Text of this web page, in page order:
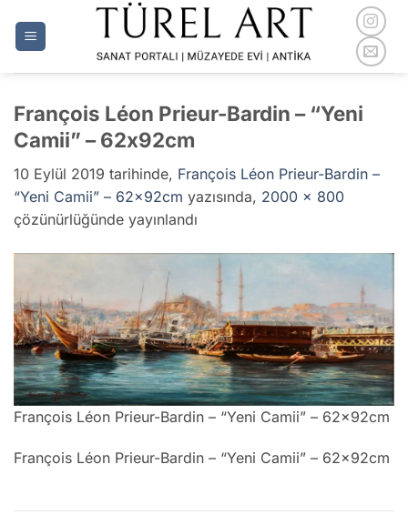
François Léon Prieur-Bardin – “Yeni
Camii” – 62x92cm
10 Eylül 2019 tarihinde, François Léon Prieur-Bardin –
“Yeni Camii” – 62x92cm yazısında, 2000 × 800
çözünürlüğünde yayınlandı
François Léon Prieur-Bardin – “Yeni Camii” – 62x92cm
François Léon Prieur-Bardin – “Yeni Camii” – 62x92cm